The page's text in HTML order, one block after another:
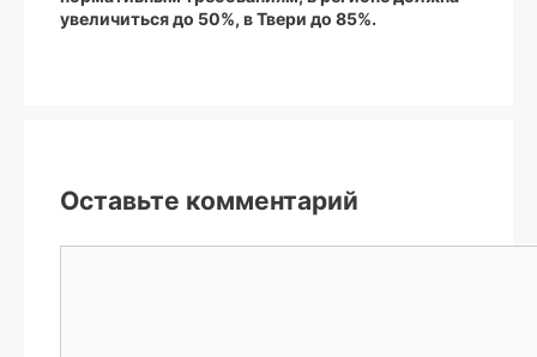
увеличиться до 50%, в Твери до 85%.
Оставьте комментарий